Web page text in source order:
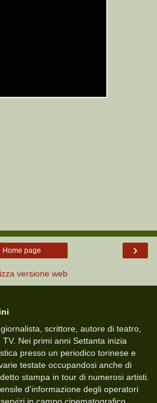
›
Home page
versione web
scrittore, autore di teatro,
Nei primi anni Settanta inizia
presso un periodico torinese e
testate occupandosi anche di
stampa in tour di numerosi artisti.
d'informazione degli operatori
in campo cinematografico,